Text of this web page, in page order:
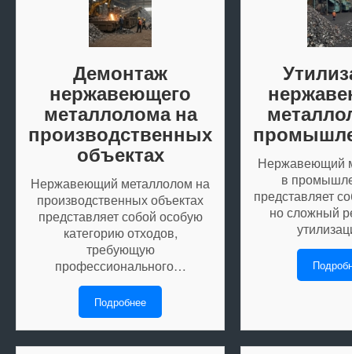
Демонтаж
нержавеющего
металлолома на
производственных
объектах
Нержавеющий металлолом на
производственных объектах
представляет собой особую
категорию отходов,
требующую
профессионального…
Подробнее
Нержавеющий
в
представляет
но сложный